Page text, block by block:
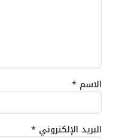
الاسم *
البريد الإلكتروني *